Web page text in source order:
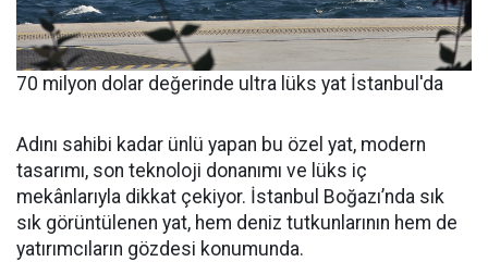
70 milyon dolar değerinde ultra lüks yat İstanbul'da
Adını sahibi kadar ünlü yapan bu özel yat, modern
tasarımı, son teknoloji donanımı ve lüks iç
mekânlarıyla dikkat çekiyor. İstanbul Boğazı’nda sık
sık görüntülenen yat, hem deniz tutkunlarının hem de
yatırımcıların gözdesi konumunda.